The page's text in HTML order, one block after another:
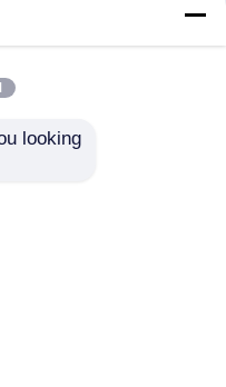
3 Blei-EKG-Rumpfkabel
12FT
looking